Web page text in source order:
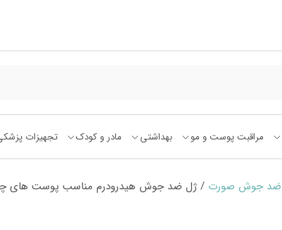
مراقبت پوست و مو بهداشتی مادر و کودک تجهیزات
ضد جوش صورت